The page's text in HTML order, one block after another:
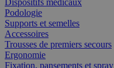
Dispositifs médicaux
Podologie
Supports et semelles
Accessoires
Trousses de premiers secours
Ergonomie
Fixation, pansements et spray